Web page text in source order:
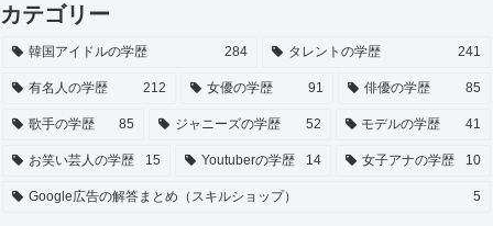
カテゴリー
韓国アイドルの学歴 284 タレントの学歴 241
有名人の学歴 212 女優の学歴 91 俳優の学歴 85
歌手の学歴 85 ジャニーズの学歴 52 モデルの学歴 41
お笑い芸人の学歴 15 Youtuberの学歴 14 女子アナの学歴 10
Google広告の解答まとめ（スキルショップ） 5